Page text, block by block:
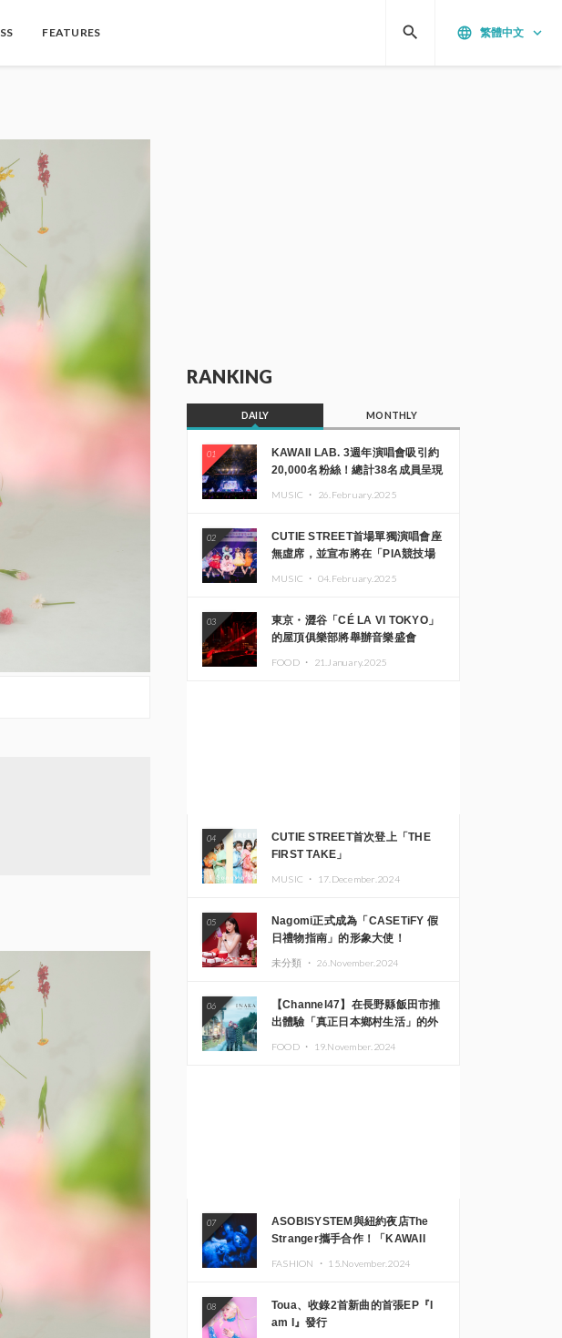
FEATURES language 繁體中文 keyboard_arrow_down
search
RANKING
DAILY MONTHLY
01
KAWAII LAB. 3週年演唱會吸引約
20,000名粉絲！總計38名成員呈現
MUSIC ・ 26.February.2025
02
CUTIE STREET首場單獨演唱會座
無虛席，並宣布將在「PIA競技場
MUSIC ・ 04.February.2025
03
東京・澀谷「CÉ LA VI TOKYO」
的屋頂俱樂部將舉辦音樂盛會
FOOD ・ 21.January.2025
04
CUTIE STREET首次登上「THE
FIRST TAKE」
MUSIC ・ 17.December.2024
05
Nagomi正式成為「CASETiFY 假
日禮物指南」的形象大使！
未分類 ・ 26.November.2024
06
【Channel47】在長野縣飯田市推
出體驗「真正日本鄉村生活」的外
FOOD ・ 19.November.2024
07
ASOBISYSTEM與紐約夜店The
Stranger攜手合作！「KAWAII
FASHION ・ 15.November.2024
08
Toua、收錄2首新曲的首張EP『I
am I』發行